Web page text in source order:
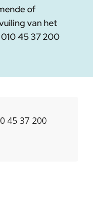
of
van het
45 37 200
45 37 200